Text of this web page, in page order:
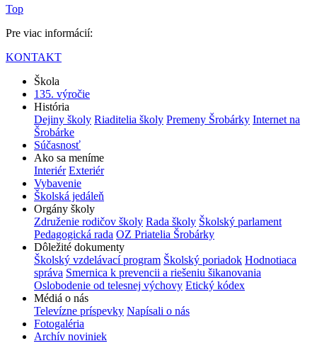
Top
Pre viac informácií:
KONTAKT
Škola
135. výročie
História
Dejiny školy Riaditelia školy Premeny Šrobárky Internet na
Šrobárke
Súčasnosť
Ako sa meníme
Interiér Exteriér
Vybavenie
Školská jedáleň
Orgány školy
Združenie rodičov školy Rada školy Školský parlament
Pedagogická rada OZ Priatelia Šrobárky
Dôležité dokumenty
Školský vzdelávací program Školský poriadok Hodnotiaca
správa Smernica k prevencii a riešeniu šikanovania
Oslobodenie od telesnej výchovy Etický kódex
Médiá o nás
Televízne príspevky Napísali o nás
Fotogaléria
Archív noviniek